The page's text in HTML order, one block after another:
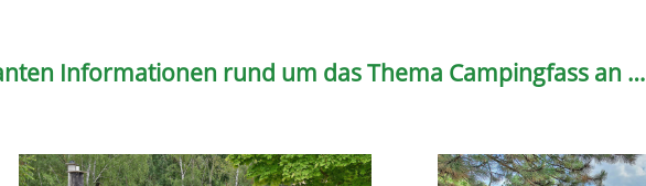
Informationen rund um das Thema Campingfass an …